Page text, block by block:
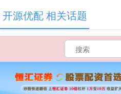
开源优配 相关话题